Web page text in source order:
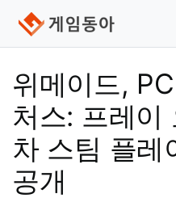
위메이드,
처스: 프레이
차 스팀 플레
공개